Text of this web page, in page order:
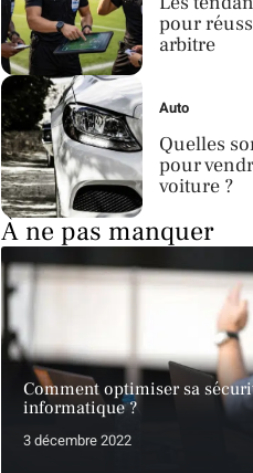
pour
arbitre
Auto
Quelles
pour
voiture ?
À ne pas manquer
Comment optimiser sa
informatique ?
3 décembre 2022